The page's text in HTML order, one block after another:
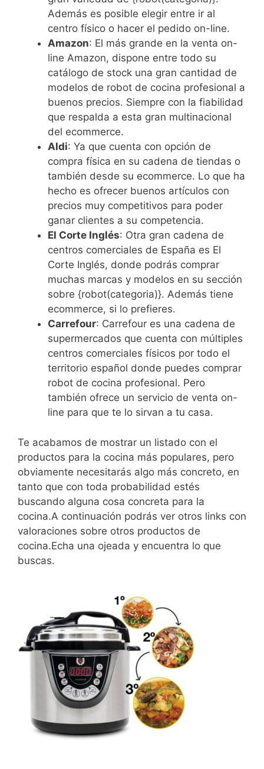
Además es posible elegir entre ir al
centro físico o hacer el pedido on-line.
Amazon: El más grande en la venta on-
line Amazon, dispone entre todo su
catálogo de stock una gran cantidad de
modelos de robot de cocina profesional a
buenos precios. Siempre con la fiabilidad
que respalda a esta gran multinacional
del ecommerce.
Aldi: Ya que cuenta con opción de
compra física en su cadena de tiendas o
también desde su ecommerce. Lo que ha
hecho es ofrecer buenos artículos con
precios muy competitivos para poder
ganar clientes a su competencia.
El Corte Inglés: Otra gran cadena de
centros comerciales de España es El
Corte Inglés, donde podrás comprar
muchas marcas y modelos en su sección
sobre {robot(categoria)}. Además tiene
ecommerce, si lo prefieres.
Carrefour: Carrefour es una cadena de
supermercados que cuenta con múltiples
centros comerciales físicos por todo el
territorio español donde puedes comprar
robot de cocina profesional. Pero
también ofrece un servicio de venta on-
line para que te lo sirvan a tu casa.
Te acabamos de mostrar un listado con el
productos para la cocina más populares, pero
obviamente necesitarás algo más concreto, en
tanto que con toda probabilidad estés
buscando alguna cosa concreta para la
cocina.A continuación podrás ver otros links con
valoraciones sobre otros productos de
cocina.Echa una ojeada y encuentra lo que
buscas.